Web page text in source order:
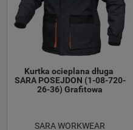
Kurtka ocieplana długa
SARA POSEJDON (1-08-720-
26-36) Grafitowa
SARA WORKWEAR